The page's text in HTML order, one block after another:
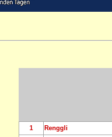
1
Renggli